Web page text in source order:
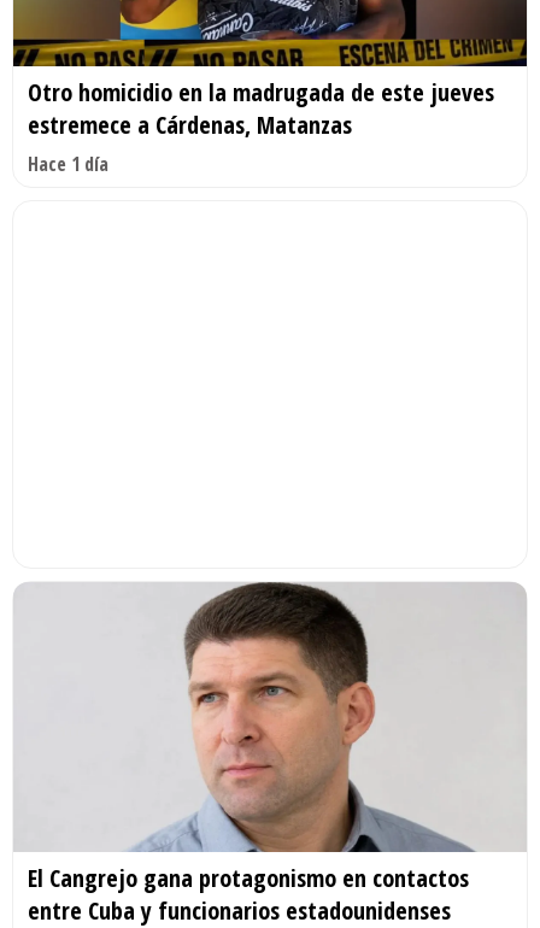
Otro homicidio en la madrugada de este jueves
estremece a Cárdenas, Matanzas
Hace 1 día
El Cangrejo gana protagonismo en contactos
entre Cuba y funcionarios estadounidenses